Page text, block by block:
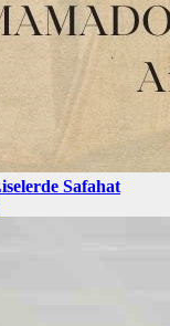
Safahat